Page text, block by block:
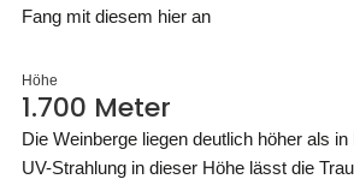
Fang mit diesem hier an
Höhe
1.700 Meter
Die Weinberge liegen deutlich höher als
UV-Strahlung in dieser Höhe lässt die